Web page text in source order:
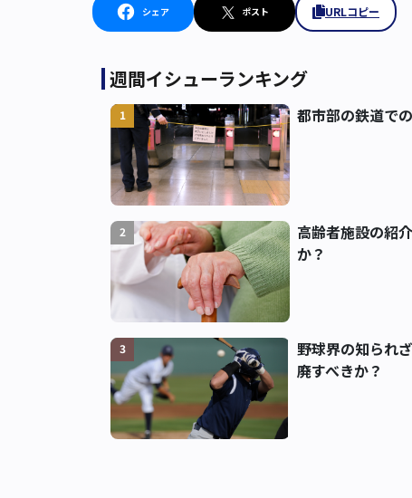
シェア ポスト URLコピー
週間イシューランキング
1 都市部の鉄道で
2
高齢者施設の紹
か？
3
野球界の知られ
廃すべきか？